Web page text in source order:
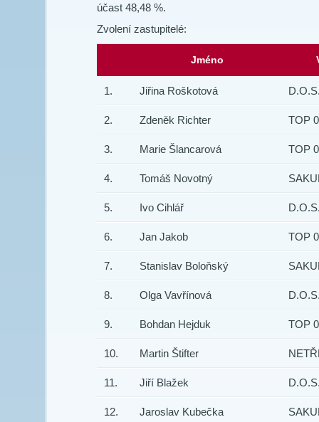
účast 48,48 %.
Zvolení zastupitelé:
Jméno
1. Jiřina Roškotová
2. Zdeněk Richter TOP
3. Marie Šlancarová TOP
4. Tomáš Novotný
5. Ivo Cihlář
6. Jan Jakob TOP
7. Stanislav Boloňský
8. Olga Vavřínová
9. Bohdan Hejduk TOP
10. Martin Štifter
11. Jiří Blažek
12. Jaroslav Kubečka